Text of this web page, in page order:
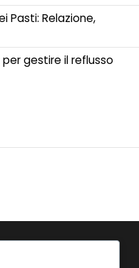
Pasti: Relazione,
gestire il reflusso